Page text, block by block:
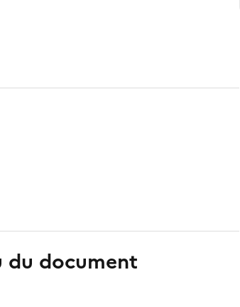
du document